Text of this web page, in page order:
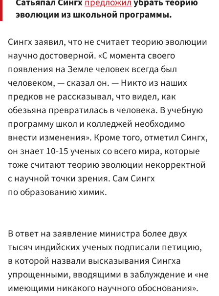
эволюции из школьной программы.
Сингх заявил, что не считает теорию эволюции
научно достоверной. «С момента своего
появления на Земле человек всегда был
человеком, — сказал он. — Никто из наших
предков не рассказывал, что видел, как
обезьяна превратилась в человека. В учебную
программу школ и колледжей необходимо
внести изменения». Кроме того, отметил Сингх,
он знает 10-15 ученых со всего мира, которые
тоже считают теорию эволюции некорректной
с научной точки зрения. Сам Сингх
по образованию химик.
В ответ на заявление министра более двух
тысяч индийских ученых подписали петицию,
в которой назвали высказывания Сингха
упрощенными, вводящими в заблуждение и «не
имеющими никакого научного обоснования».